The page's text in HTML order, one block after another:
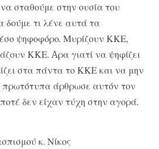
σταθούμε στην ουσία του
δούμε τι λένε αυτά τα
ψηφοφόρο. Μυρίζουν ΚΚΕ,
ΚΚΕ. Aρα γιατί να ψηφίζει
στα πάντα το ΚΚΕ και να μην
πρωτότυπα άρθρωσε αυτόν τον
δεν είχαν τύχη στην αγορά.
κ. Νίκος